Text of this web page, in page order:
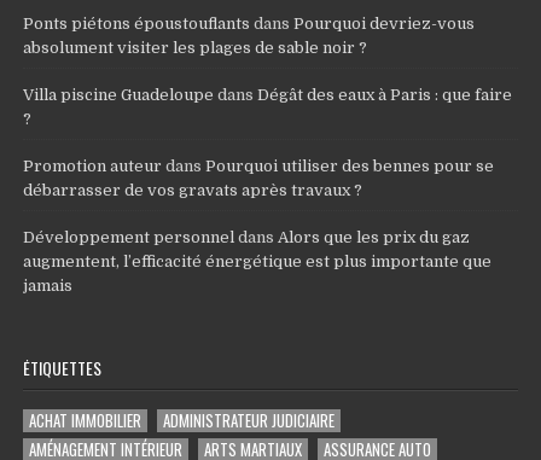
Ponts piétons époustouflants dansPourquoi devriez-vous
absolument visiter les plages de sable noir ?
Villa piscine Guadeloupe dansDégât des eaux à Paris : que faire
?
Promotion auteur dansPourquoi utiliser des bennes pour se
débarrasser de vos gravats après travaux ?
Développement personnel dans Alors que les prix du gaz
augmentent, l’efficacité énergétique est plus importante que
jamais
ÉTIQUETTES
ACHAT IMMOBILIER
ADMINISTRATEUR JUDICIAIRE
AMÉNAGEMENT INTÉRIEUR
ARTS MARTIAUX
ASSURANCE AUTO